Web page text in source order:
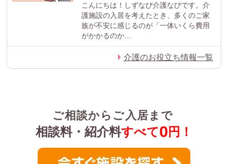
こんにちは！しずなび介護なびです。介
護施設の入居を考えたとき、多くのご家
族が不安に感じるのが「一体いくら費用
がかかるのか…
介護のお役立ち情報一覧
ご相談からご入居まで
相談料・紹介料すべて0 円！